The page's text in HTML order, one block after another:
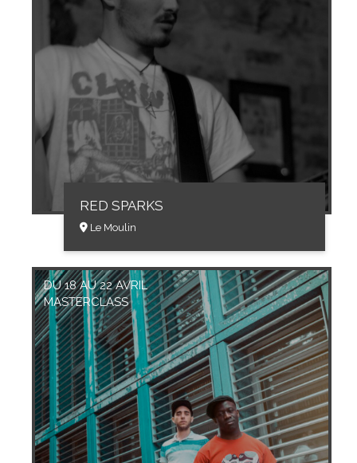
RED SPARKS
Le Moulin
DU 18 AU 22 AVRIL
MASTERCLASS